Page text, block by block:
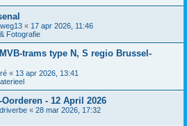
« 17 apr 2026, 11:46
Fotografie
trams type N, S regio Brussel-
« 13 apr 2026, 13:41
- 12 April 2026
« 28 mar 2026, 17:32